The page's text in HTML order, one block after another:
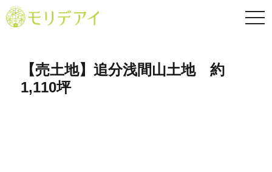
【売土地】追分浅間山土地 約
1,110坪